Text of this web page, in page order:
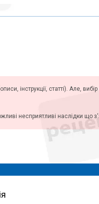
інструкції, статті). Але,
несприятливі наслідки що